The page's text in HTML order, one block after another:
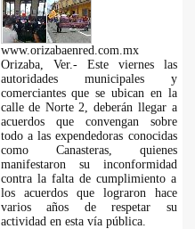
www.orizabaenred.com.mx
Orizaba, Ver.- Este viernes las
autoridades municipales y
comerciantes que se ubican en la
calle de Norte 2, deberán llegar a
acuerdos que convengan sobre
todo a las expendedoras conocidas
como Canasteras, quienes
manifestaron su inconformidad
contra la falta de cumplimiento a
los acuerdos que lograron hace
varios años de respetar su
actividad en esta vía pública.